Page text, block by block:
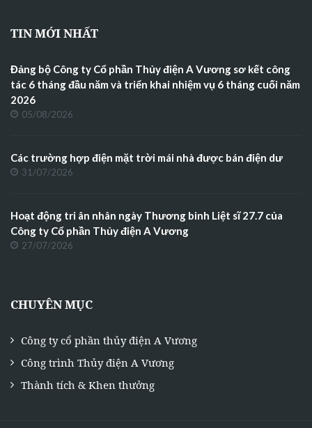
TIN MỚI NHẤT
Đảng bộ Công ty Cổ phần Thủy điện A Vương sơ kết công
tác 6 tháng đầu năm và triển khai nhiệm vụ 6 tháng cuối năm
2026
05/08/2026
Các trường hợp điện mặt trời mái nhà được bán điện dư
31/07/2026
Hoạt động tri ân nhân ngày Thương binh Liệt sĩ 27.7 của
Công ty Cổ phần Thủy điện A Vương
27/07/2026
CHUYÊN MỤC
Công ty cổ phần thủy điện A Vương
Công trình Thủy điện A Vương
Thành tích & Khen thưởng